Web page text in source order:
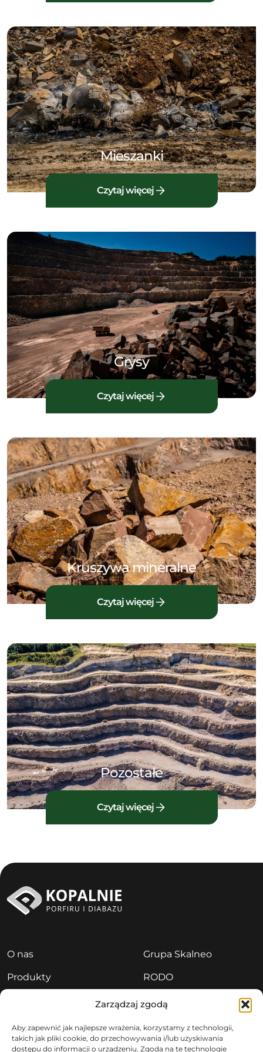
Zarządzaj zgodą
Aby zapewnić jak najlepsze wrażenia, korzystamy z technologii,
takich jak pliki cookie, do przechowywania i/lub uzyskiwania
dostępu do informacji o urządzeniu. Zgoda na te technologie
Mieszanki
Czytaj więcej
Grysy
Czytaj więcej
Kruszywa mineralne
Czytaj więcej
Pozostałe
Czytaj więcej
O nas
Produkty
Kariera
Kontakt
Grupa Skalneo
RODO
Polityka prywatności
Sygnaliści